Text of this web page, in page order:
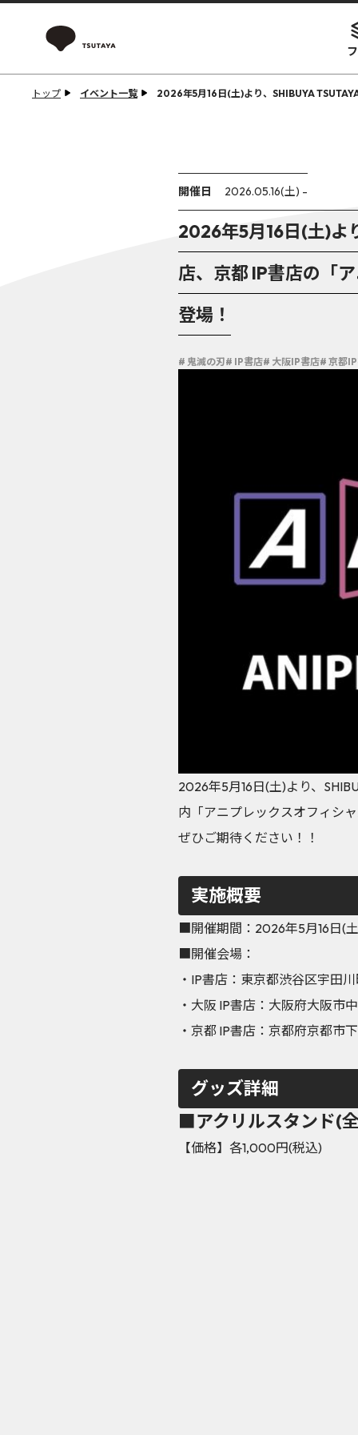
トップ イベント一覧 2026年5月16日(土)より、SHIBUYA
開催日 2026.05.16(土) -
2026年5月16日(土)よ
店、京都 IP書店の「
登場！
# 鬼滅の刃# IP書店# 大阪IP書店# 京都
2026年5月16日(土)より、
内「アニプレックスオフィシ
ぜひご期待ください！！
実施概要
■開催期間：2026年5月16日(
■開催会場：
・IP書店：東京都渋谷区宇田
・大阪 IP書店：大阪府大阪市
・京都 IP書店：京都府京都市
グッズ詳細
■アクリルスタンド(
【価格】各1,000円(税込)